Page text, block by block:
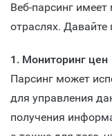
Веб-парсинг
отраслях.
1. Мониторинг цен
Парсинг может
для управления
получения